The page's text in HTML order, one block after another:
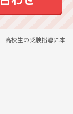
高校生の受験指導に本